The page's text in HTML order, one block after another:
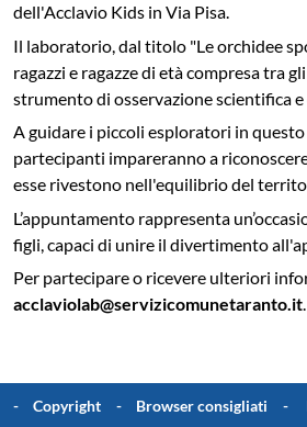
dell'Acclavio Kids in Via Pisa.
Il laboratorio, dal titolo "Le orchidee
ragazzi e ragazze di età compresa tra
strumento di osservazione scientifica
A guidare i piccoli esploratori in
partecipanti impareranno a
esse rivestono nell'equilibrio del
L’appuntamento rappresenta
figli, capaci di unire il divertimento
Per partecipare o ricevere ulteriori
acclaviolab@servizicomunetaranto.it.
Copyright Browser consigliati